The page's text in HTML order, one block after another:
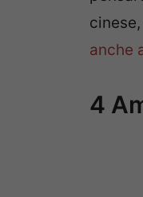
anche
4